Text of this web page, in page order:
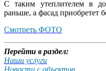
С таким утеплителем в
раньше, а фасад приобретет
Смотреть ФОТО
Перейти в раздел:
Наши услуги
Новости с объектов